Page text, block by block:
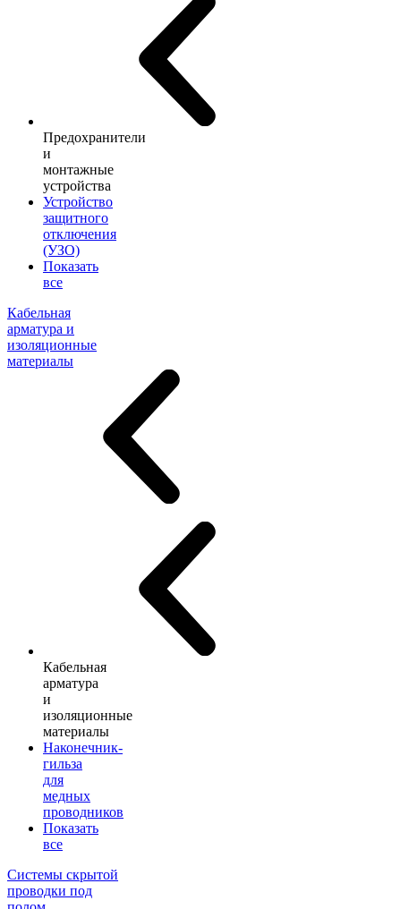
Предохранители
и
монтажные
устройства
Устройство
защитного
отключения
(УЗО)
Показать
все
Кабельная
арматура и
изоляционные
материалы
Кабельная
арматура
и
изоляционные
материалы
Наконечник-
гильза
для
медных
проводников
Показать
все
Системы скрытой
проводки под